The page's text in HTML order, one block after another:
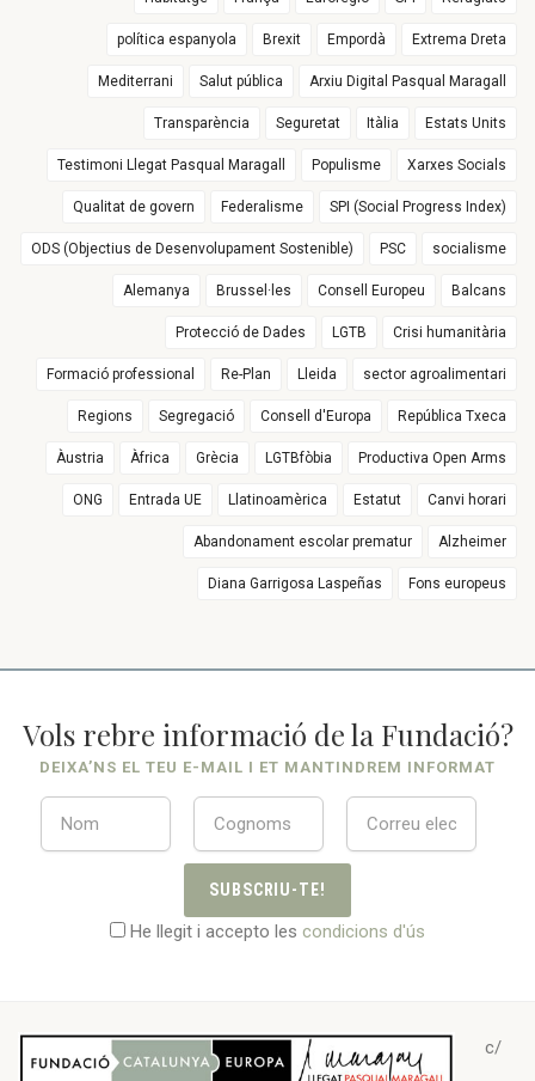
política espanyola Brexit Empordà Extrema Dreta
Mediterrani Salut pública Arxiu Digital Pasqual Maragall
Transparència Seguretat Itàlia Estats Units
Testimoni Llegat Pasqual Maragall Populisme Xarxes Socials
Qualitat de govern Federalisme SPI (Social Progress Index)
ODS (Objectius de Desenvolupament Sostenible) PSC socialisme
Alemanya Brussel·les Consell Europeu Balcans
Protecció de Dades LGTB Crisi humanitària
Formació professional Re-Plan Lleida sector agroalimentari
Regions Segregació Consell d'Europa República Txeca
Àustria Àfrica Grècia LGTBfòbia Productiva Open Arms
ONG Entrada UE Llatinoamèrica Estatut Canvi horari
Abandonament escolar prematur Alzheimer
Diana Garrigosa Laspeñas Fons europeus
Vols rebre informació de la Fundació?
DEIXA’NS EL TEU E-MAIL I ET MANTINDREM INFORMAT
SUBSCRIU-TE!
He llegit i accepto les condicions d'ús
c/